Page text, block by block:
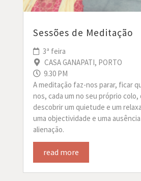
Sessões de Meditação
3ª feira
CASA GANAPATI, PORTO
9.30 PM
A meditação faz-nos parar, ficar
nos, cada um no seu próprio colo,
descobrir um quietude e um
uma objectividade e uma
alienação.
read more